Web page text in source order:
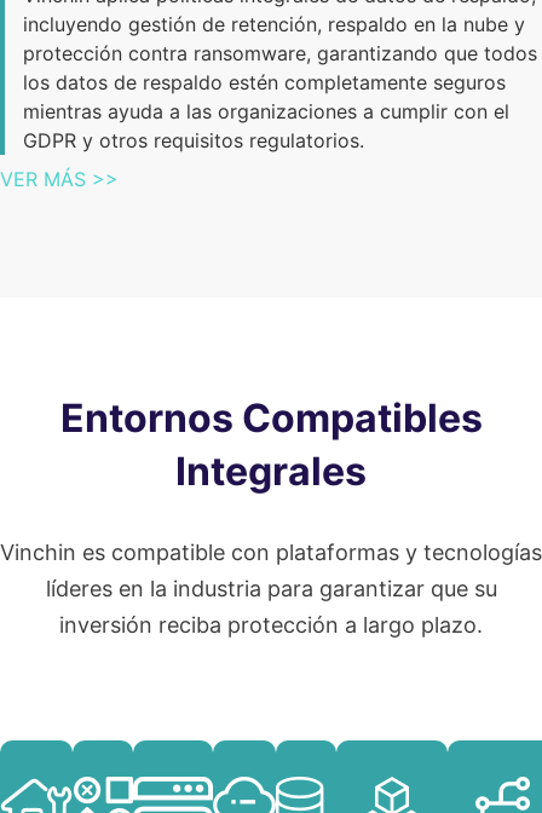
incluyendo gestión de retención, respaldo en la nube y
protección contra ransomware, garantizando que todos
los datos de respaldo estén completamente seguros
mientras ayuda a las organizaciones a cumplir con el
GDPR y otros requisitos regulatorios.
VER MÁS >>
Entornos Compatibles
Integrales
Vinchin es compatible con plataformas y tecnologías
líderes en la industria para garantizar que su
inversión reciba protección a largo plazo.